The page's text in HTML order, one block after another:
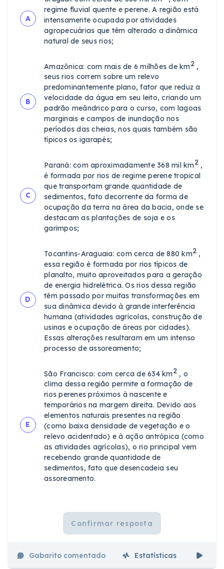
A
regime fluvial quente e perene. A região está
intensamente ocupada por atividades
agropecuárias que têm alterado a dinâmica
natural de seus rios;
B
Amazônica: com mais de 6 milhões de km2,
seus rios correm sobre um relevo
predominantemente plano, fator que reduz a
velocidade da água em seu leito, criando um
padrão meândrico para o curso, com lagoas
marginais e campos de inundação nos
períodos das cheias, nos quais também são
típicos os igarapés;
C
Paraná: com aproximadamente 368 mil km2,
é formada por rios de regime perene tropical
que transportam grande quantidade de
sedimentos, fato decorrente da forma de
ocupação da terra na área da bacia, onde se
destacam as plantações de soja e os
garimpos;
D
Tocantins-Araguaia: com cerca de 880 km2 ,
essa região é formada por rios típicos de
planalto, muito aproveitados para a geração
de energia hidrelétrica. Os rios dessa região
têm passado por muitas transformações em
sua dinâmica devido à grande interferência
humana (atividades agrícolas, construção de
usinas e ocupação de áreas por cidades).
Essas alterações resultaram em um intenso
processo de assoreamento;
E
São Francisco: com cerca de 634 km2, o
clima dessa região permite a formação de
rios perenes próximos à nascente e
temporários na margem direita. Devido aos
elementos naturais presentes na região
(como baixa densidade de vegetação e o
relevo acidentado) e à ação antrópica (como
as atividades agrícolas), o rio principal vem
recebendo grande quantidade de
sedimentos, fato que desencadeia seu
assoreamento.
Confirmar resposta
Gabarito comentado Estatísticas